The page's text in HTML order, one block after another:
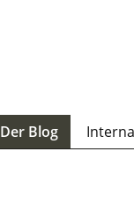
Der Blog